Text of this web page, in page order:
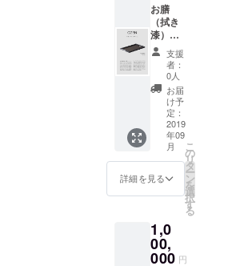
お膳
（拭き
漆）２
枚 ※送
料込・
保証付
支援
者：
0人
お届
け予
定：
2019
年09
月
詳細を見る
こ
の
リ
タ
ー
ン
を
選
択
す
る
1,0
00,
000 円